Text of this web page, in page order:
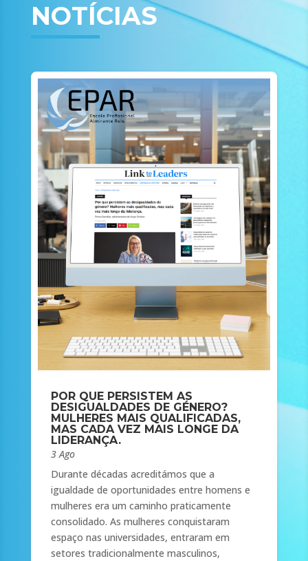
NOTÍCIAS
POR QUE PERSISTEM AS
DESIGUALDADES DE GÉNERO?
MULHERES MAIS QUALIFICADAS,
MAS CADA VEZ MAIS LONGE DA
LIDERANÇA.
3 Ago
Durante décadas acreditámos que a
igualdade de oportunidades entre homens e
mulheres era um caminho praticamente
consolidado. As mulheres conquistaram
espaço nas universidades, entraram em
setores tradicionalmente masculinos,